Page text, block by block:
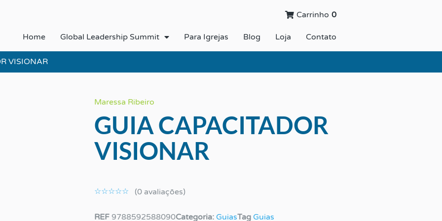
Carrinho 0
Home Global Leadership Summit Para Igrejas Blog Loja Contato
VISIONAR
Maressa Ribeiro
GUIA CAPACITADOR
VISIONAR
☆☆☆☆☆
como
5
(0 avaliaçōes)
REF9788592588090Categoria: GuiasTag Guias